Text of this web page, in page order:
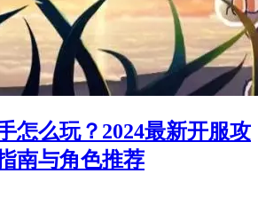
怎么玩？2024最新开服攻
南与角色推荐